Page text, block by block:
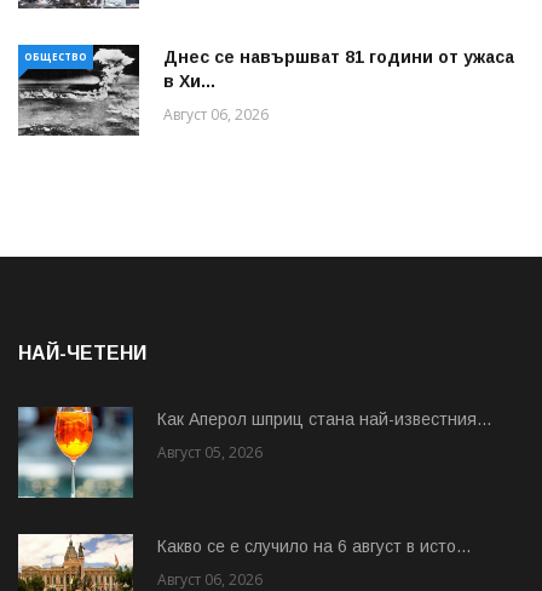
ОБЩЕСТВО
Днес се навършват 81 години от ужаса
в Хи...
Август 06, 2026
НАЙ-ЧЕТЕНИ
Как Аперол шприц стана най-известния...
Август 05, 2026
Какво се е случило на 6 август в исто...
Август 06, 2026